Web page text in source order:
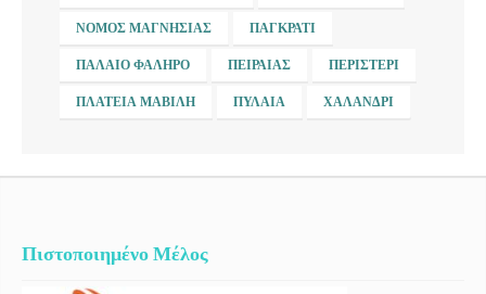
ΝΟΜΌΣ ΜΑΓΝΗΣΊΑΣ ΠΑΓΚΡΆΤΙ
ΠΑΛΑΙΌ ΦΆΛΗΡΟ ΠΕΙΡΑΙΆΣ ΠΕΡΙΣΤΈΡΙ
ΠΛΑΤΕΊΑ ΜΑΒΊΛΗ ΠΥΛΑΊΑ ΧΑΛΆΝΔΡΙ
Πιστοποιημένο Μέλος